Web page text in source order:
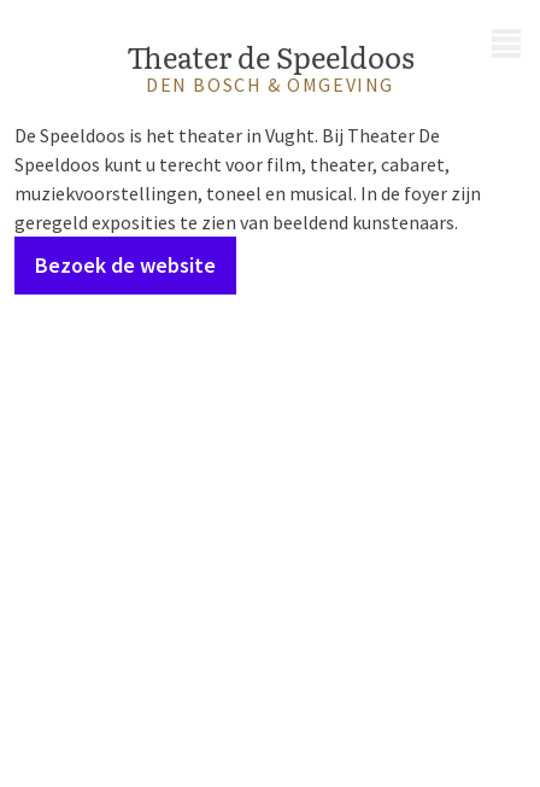
Theater de Speeldoos
DEN BOSCH & OMGEVING
De Speeldoos is het theater in Vught. Bij Theater De
Speeldoos kunt u terecht voor film, theater, cabaret,
muziekvoorstellingen, toneel en musical. In de foyer zijn
geregeld exposities te zien van beeldend kunstenaars.
Bezoek de website